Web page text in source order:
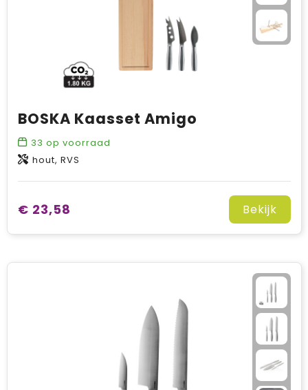
BOSKA Kaasset Amigo
33 op voorraad
hout, RVS
€ 23,58 Bekijk